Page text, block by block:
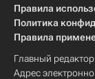
Правила
Политика
Правила
Главный
Адрес